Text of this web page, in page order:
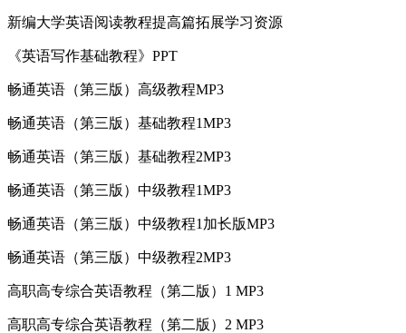
新编大学英语阅读教程提高篇拓展学习资源
《英语写作基础教程》PPT
畅通英语（第三版）高级教程MP3
畅通英语（第三版）基础教程1MP3
畅通英语（第三版）基础教程2MP3
畅通英语（第三版）中级教程1MP3
畅通英语（第三版）中级教程1加长版MP3
畅通英语（第三版）中级教程2MP3
高职高专综合英语教程（第二版）1 MP3
高职高专综合英语教程（第二版）2 MP3